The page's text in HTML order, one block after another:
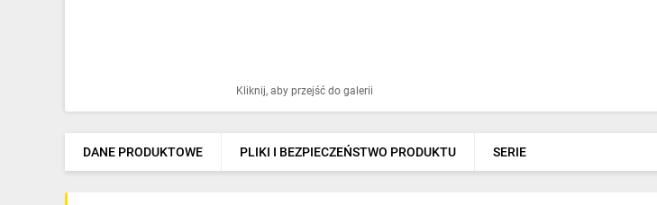
Ogrzewanie
Elektronarzędzia i mierniki
Kliknij, aby przejść do galerii
DANE PRODUKTOWE PLIKI I BEZPIECZEŃSTWO PRODUKTU SERIE